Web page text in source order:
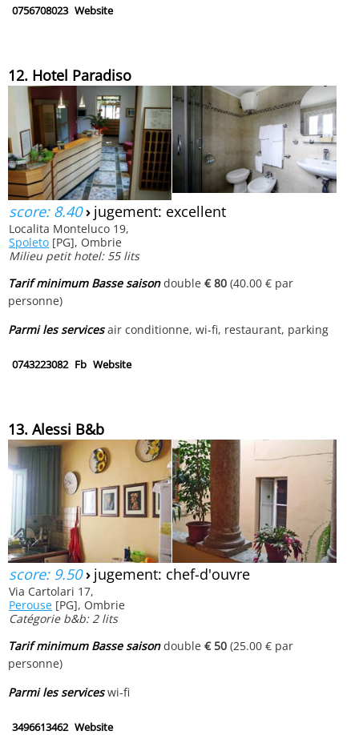
0756708023 Website
12. Hotel Paradiso
score: 8.40› jugement: excellent
Localita Monteluco 19,
Spoleto [PG], Ombrie
Milieu petit hotel: 55 lits
Tarif minimum Basse saisondouble€ 80 (40.00 € par
personne)
Parmi les servicesair conditionne, wi-fi, restaurant, parking
0743223082 Fb Website
13. Alessi B&b
score: 9.50› jugement: chef-d'ouvre
Via Cartolari 17,
Perouse [PG], Ombrie
Catégorie b&b: 2 lits
Tarif minimum Basse saisondouble€ 50 (25.00 € par
personne)
Parmi les serviceswi-fi
3496613462 Website